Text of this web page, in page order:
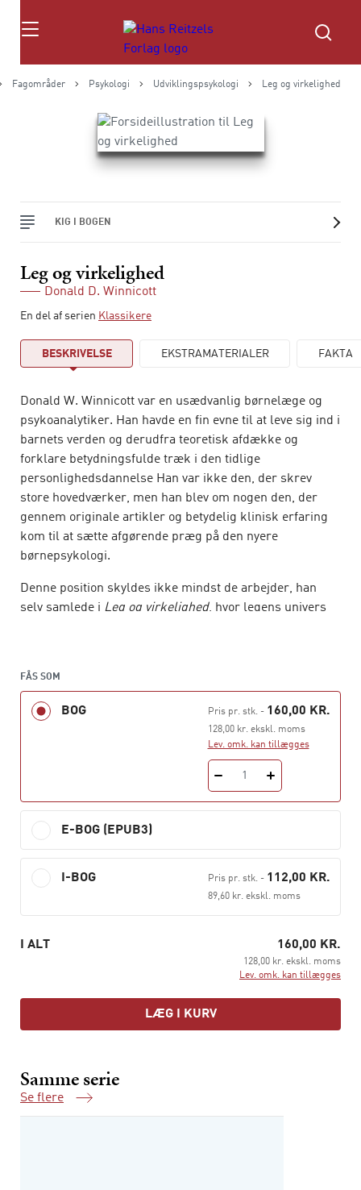
Søg
Fagområder Psykologi Udviklingspsykologi Leg og virkelighed
KIG I BOGEN
Leg og virkelighed
Donald D. Winnicott
En del af serien Klassikere
BESKRIVELSE EKSTRAMATERIALER FAKTA
Donald W. Winnicott var en usædvanlig børnelæge og
psykoanalytiker. Han havde en fin evne til at leve sig ind i
barnets verden og derudfra teoretisk afdække og
forklare betydningsfulde træk i den tidlige
personlighedsdannelse Han var ikke den, der skrev
store hovedværker, men han blev om nogen den, der
gennem originale artikler og betydelig klinisk erfaring
kom til at sætte afgørende præg på den nyere
børnepsykologi.
Denne position skyldes ikke mindst de arbejder, han
selv samlede i Leg og virkelighed, hvor legens univers
Bogen er forsynet med en introduktion og en fyldig
udkom første gang på dansk i 1990
og genudgives nu i Hans Reitzels Forlags serie
Klassikere.
FÅS SOM
BOG Pris pr. stk.- 160,00 KR.
128,00 kr. ekskl. moms
Lev. omk. kan tillægges
1
E-BOG (EPUB3)
I-BOG Pris pr. stk.- 112,00 KR.
89,60 kr. ekskl. moms
I ALT 160,00 KR.
128,00 kr. ekskl. moms
Lev. omk. kan tillægges
LÆG I KURV
Samme serie
Se flere
Samme serie